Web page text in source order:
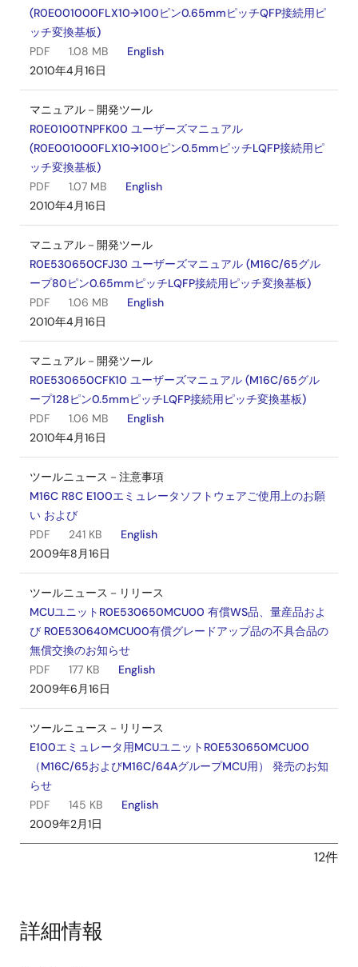
(R0E001000FLX10→100ピン0.65mmピッチQFP接続用ピ
ッチ変換基板)
PDF
1.08 MB
English
2010年4月16日
マニュアル－開発ツール
R0E0100TNPFK00 ユーザーズマニュアル
(R0E001000FLX10→100ピン0.5mmピッチLQFP接続用ピ
ッチ変換基板)
PDF
1.07 MB
English
2010年4月16日
マニュアル－開発ツール
R0E530650CFJ30 ユーザーズマニュアル (M16C/65グル
ープ80ピン0.65mmピッチLQFP接続用ピッチ変換基板)
PDF
1.06 MB
English
2010年4月16日
マニュアル－開発ツール
R0E530650CFK10 ユーザーズマニュアル (M16C/65グル
ープ128ピン0.5mmピッチLQFP接続用ピッチ変換基板)
PDF
1.06 MB
English
2010年4月16日
ツールニュース－注意事項
M16C R8C E100エミュレータソフトウェアご使用上のお願
い および
PDF
241 KB
English
2009年8月16日
ツールニュース－リリース
MCUユニットR0E530650MCU00 有償WS品、量産品およ
び R0E530640MCU00有償グレードアップ品の不具合品の
無償交換のお知らせ
PDF
177 KB
English
2009年6月16日
ツールニュース－リリース
E100エミュレータ用MCUユニットR0E530650MCU00
（M16C/65およびM16C/64AグループMCU用） 発売のお知
らせ
PDF
145 KB
English
2009年2月1日
12件
詳細情報